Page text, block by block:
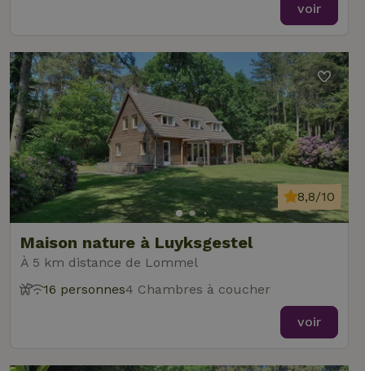
voir
Maison nature à Luyksgestel
À 5 km distance de Lommel
8,8/10
16 personnes4 Chambres à coucher
voir